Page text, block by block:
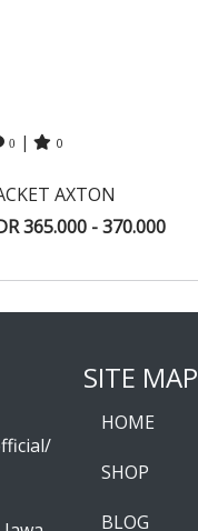
0 | 0
AXTON
365.000 - 370.000
SITE MAP
HOME
SHOP
BLOG